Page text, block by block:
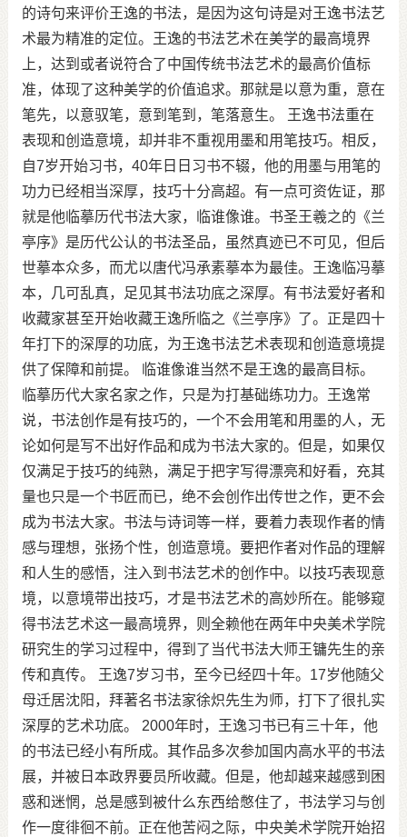
的诗句来评价王逸的书法，是因为这句诗是对王逸书法艺
术最为精准的定位。王逸的书法艺术在美学的最高境界
上，达到或者说符合了中国传统书法艺术的最高价值标
准，体现了这种美学的价值追求。那就是以意为重，意在
笔先，以意驭笔，意到笔到，笔落意生。
王逸书法重在
表现和创造意境，却并非不重视用墨和用笔技巧。相反，
自7岁开始习书，40年日日习书不辍，他的用墨与用笔的
功力已经相当深厚，技巧十分高超。有一点可资佐证，那
就是他临摹历代书法大家，临谁像谁。书圣王羲之的《兰
亭序》是历代公认的书法圣品，虽然真迹已不可见，但后
世摹本众多，而尤以唐代冯承素摹本为最佳。王逸临冯摹
本，几可乱真，足见其书法功底之深厚。有书法爱好者和
收藏家甚至开始收藏王逸所临之《兰亭序》了。正是四十
年打下的深厚的功底，为王逸书法艺术表现和创造意境提
供了保障和前提。
临谁像谁当然不是王逸的最高目标。
临摹历代大家名家之作，只是为打基础练功力。王逸常
说，书法创作是有技巧的，一个不会用笔和用墨的人，无
论如何是写不出好作品和成为书法大家的。但是，如果仅
仅满足于技巧的纯熟，满足于把字写得漂亮和好看，充其
量也只是一个书匠而已，绝不会创作出传世之作，更不会
成为书法大家。书法与诗词等一样，要着力表现作者的情
感与理想，张扬个性，创造意境。要把作者对作品的理解
和人生的感悟，注入到书法艺术的创作中。以技巧表现意
境，以意境带出技巧，才是书法艺术的高妙所在。能够窥
得书法艺术这一最高境界，则全赖他在两年中央美术学院
研究生的学习过程中，得到了当代书法大师王镛先生的亲
传和真传。
王逸7岁习书，至今已经四十年。17岁他随父
母迁居沈阳，拜著名书法家徐炽先生为师，打下了很扎实
深厚的艺术功底。 2000年时，王逸习书已有三十年，他
的书法已经小有所成。其作品多次参加国内高水平的书法
展，并被日本政界要员所收藏。但是，他却越来越感到困
惑和迷惘，总是感到被什么东西给憋住了，书法学习与创
作一度徘徊不前。正在他苦闷之际，中央美术学院开始招